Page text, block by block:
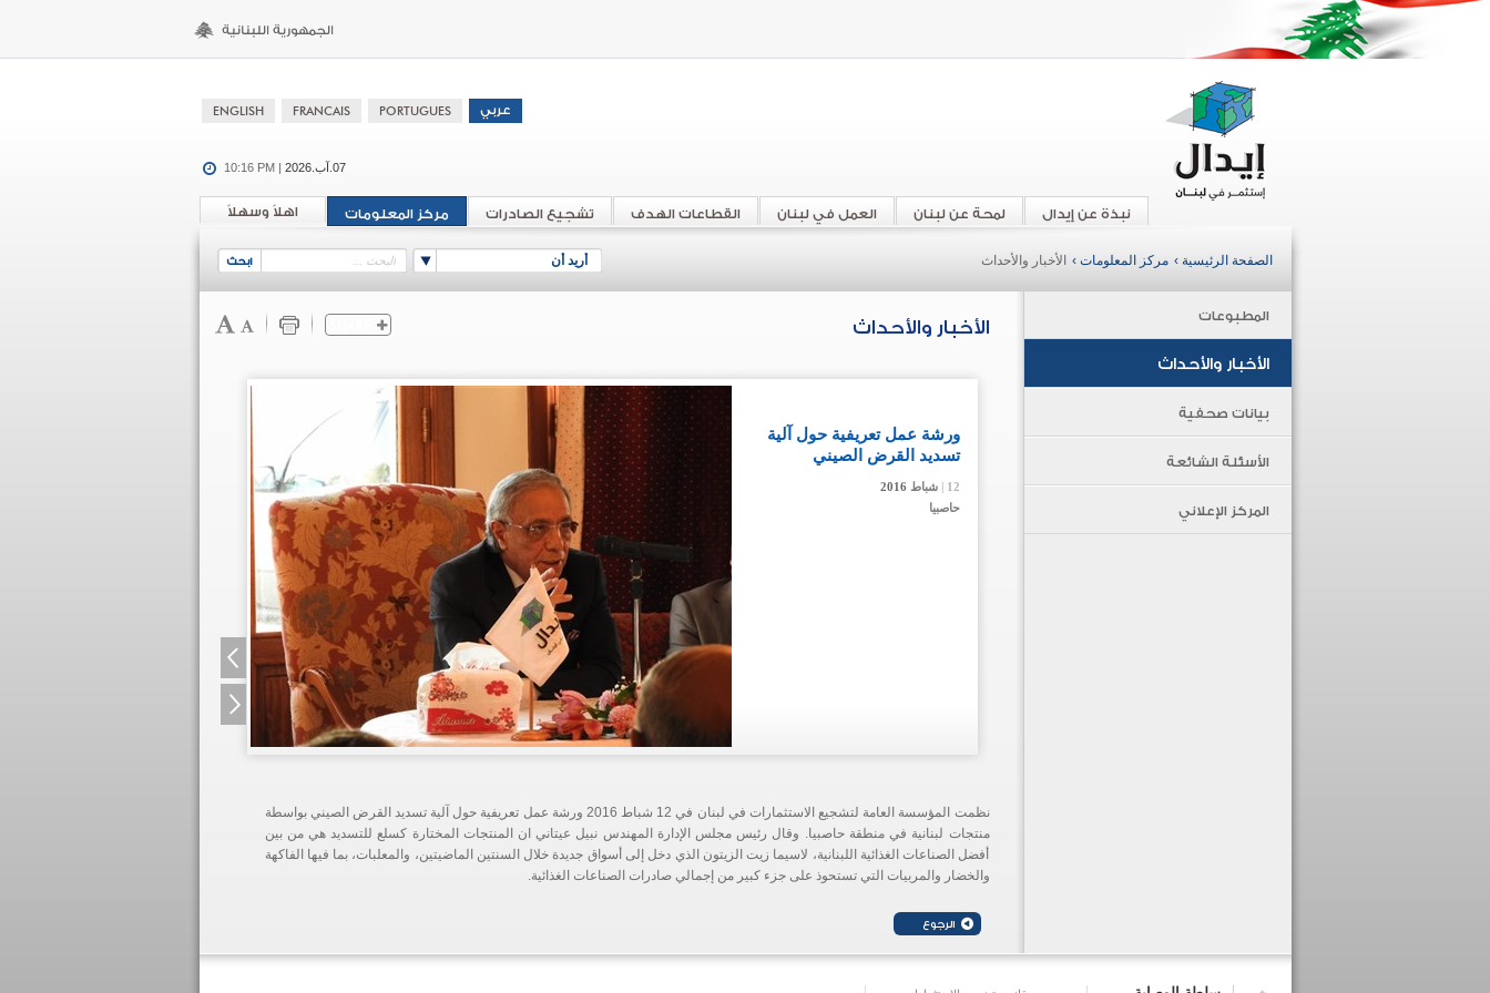
07.آب.2026 10:16 PM |
اهلاً وسهلاً مركز المعلومات تشجيع الصادرات القطاعات الهدف العمل في لبنان لمحة عن لبنان نبذة عن إيدال
أريد أن الصفحة الرئيسية › مركز المعلومات › الأخبار والأحداث
المطبوعات
الأخبار والأحداث
بيانات صحفية
الأسئلة الشائعة
المركز الإعلاني
الأخبار والأحداث
12 | شباط
ورشة عمل تعريفية حول آلية
تسديد القرض الصيني
12 | شباط
حاصبيا
12 | شباط 12 | شباط
نظمت المؤسسة العامة لتشجيع الاستثمارات في لبنان في 12 شباط 2016 ورشة عمل تعريفية حول آلية تسديد القرض الصيني بواسطة
منتجات لبنانية في منطقة حاصبيا. وقال رئيس مجلس الإدارة المهندس نبيل عيتاني ان المنتجات المختارة كسلع للتسديد هي من بين
أفضل الصناعات الغذائية اللبنانية، لاسيما زيت الزيتون الذي دخل إلى أسواق جديدة خلال السنتين الماضيتين، والمعلبات، بما فيها الفاكهة
والخضار والمربيات التي تستحوذ على جزء كبير من إجمالي صادرات الصناعات الغذائية.